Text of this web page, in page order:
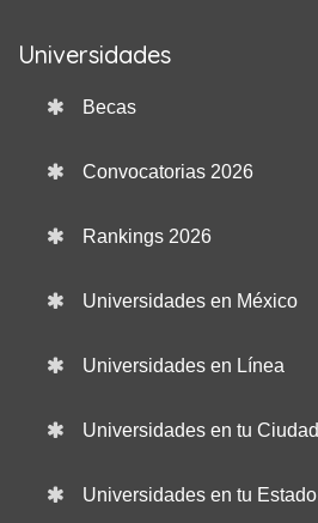
Universidades
Becas
Convocatorias 2026
Rankings 2026
Universidades en México
Universidades en Línea
Universidades en tu Ciudad
Universidades en tu Estado